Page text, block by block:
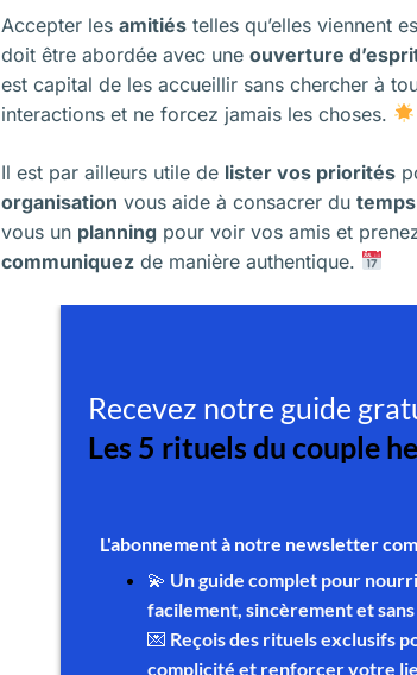
Accepter les amitiés telles qu’elles viennent
doit être abordée avec une ouverture
est capital de les accueillir sans chercher à
interactions et ne forcez jamais les choses.
Il est par ailleurs utile de lister vos priorités
organisation vous aide à consacrer du temps
vous un planning pour voir vos amis et
communiquez de manière authentique.